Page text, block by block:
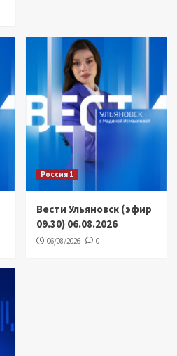
Россия 1
Вести Ульяновск (эфир
09.30) 06.08.2026
06/08/2026 0